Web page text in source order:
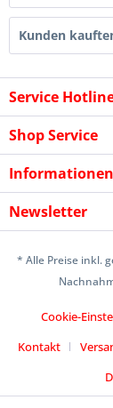
Kunden
Service
Shop Service
Informationen
Newsletter
* Alle Preise inkl.
Cookie-
Kontakt